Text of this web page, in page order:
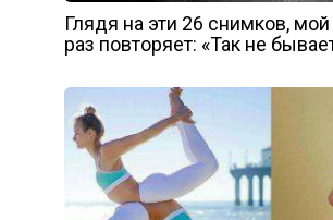
Глядя на эти 26 снимков,
раз повторяет: «Так не